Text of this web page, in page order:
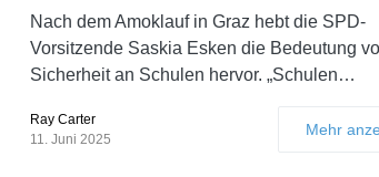
Nach dem Amoklauf in Graz hebt die SPD-
Vorsitzende Saskia Esken die Bedeutung
Sicherheit an Schulen hervor. „Schulen…
Ray Carter
11. Juni 2025
Mehr